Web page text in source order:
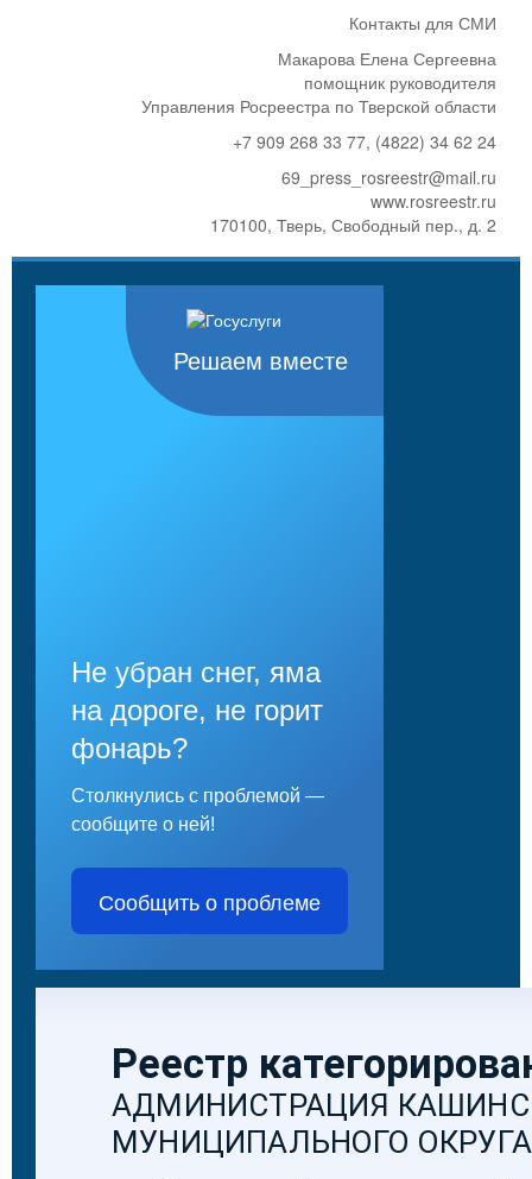
Контакты для СМИ
Макарова Елена Сергеевна
помощник руководителя
Управления Росреестра по Тверской области
+7 909 268 33 77, (4822) 34 62 24
69_press_rosreestr@mail.ru
www.rosreestr.ru
170100, Тверь, Свободный пер., д. 2
Решаем вместе
Не убран снег, яма
на дороге, не горит
фонарь?
Столкнулись с проблемой —
сообщите о ней!
Сообщить о проблеме